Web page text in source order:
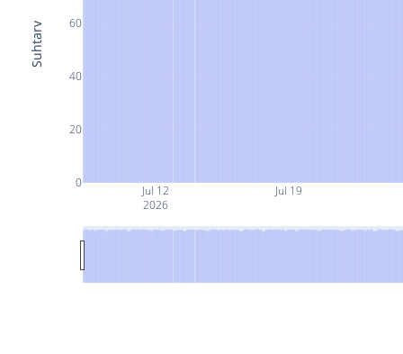
Jul 12
2026
Jul 19
0
20
40
60
Suhtarv